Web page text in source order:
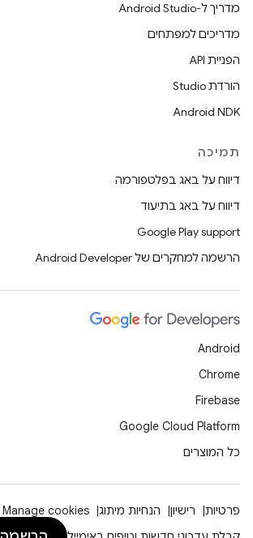
מדריך ל-Android Studio
מדריכים למפתחים
הפניית API
הורדת Studio
Android NDK
תמיכה
דיווח על באג בפלטפורמה
דיווח על באג בתיעוד
Google Play support
הרשמה למחקרים של Android Developer
Android
Chrome
Firebase
Google Cloud Platform
כל המוצרים
פרטיות רישיון הנחיות מיתוג
Manage cookies